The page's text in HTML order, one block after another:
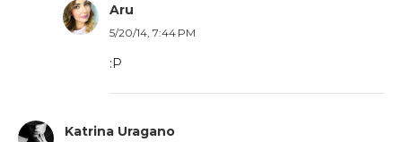
Aru
5/20/14, 7:44 PM
:P
Katrina Uragano